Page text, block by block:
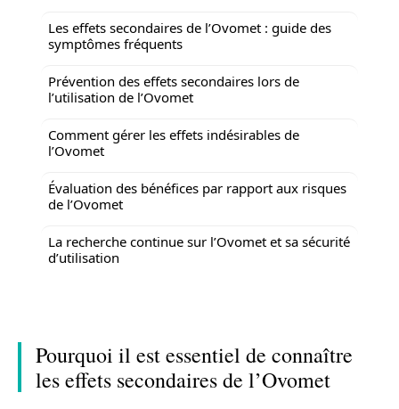
Les effets secondaires de l’Ovomet : guide des
symptômes fréquents
Prévention des effets secondaires lors de
l’utilisation de l’Ovomet
Comment gérer les effets indésirables de
l’Ovomet
Évaluation des bénéfices par rapport aux risques
de l’Ovomet
La recherche continue sur l’Ovomet et sa sécurité
d’utilisation
Pourquoi il est essentiel de connaître
les effets secondaires de l’Ovomet